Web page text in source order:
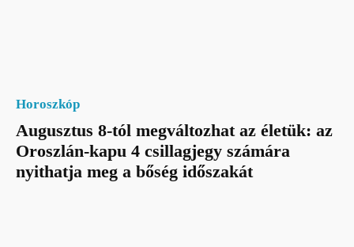
Horoszkóp
Augusztus 8-tól megváltozhat az életük: az
Oroszlán-kapu 4 csillagjegy számára
nyithatja meg a bőség időszakát